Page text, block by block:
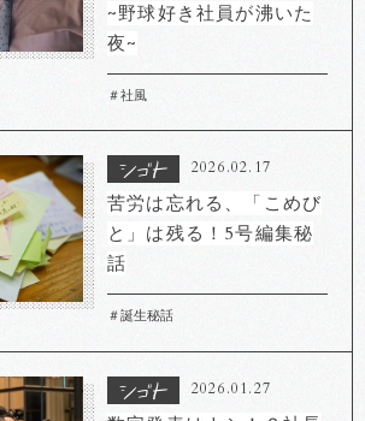
~野球好き社員が沸いた
夜~
＃社風
2026.02.17
苦労は忘れる、「こめび
と」は残る！5号編集秘
話
＃誕生秘話
2026.01.27